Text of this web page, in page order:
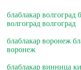
блаблакар волгоград
волгоград волгоград
блаблакар воронеж
воронеж
блаблакар винница